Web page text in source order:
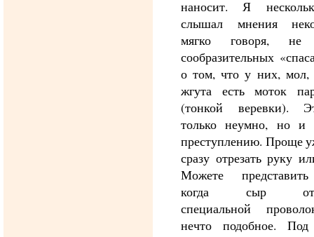
наносит. Я
слышал мнения
мягко говоря, не
сообразительных
о том, что у них, мол,
жгута есть моток
(тонкой веревки).
только неумно, но и
преступлению. Проще
сразу отрезать руку
Можете
когда сыр
специальной
нечто подобное.